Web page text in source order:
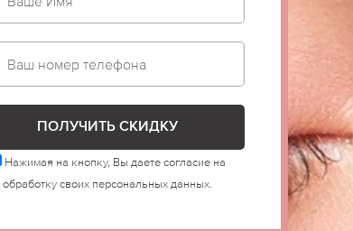
Нажимая на кнопку, Вы даете согласие на
обработку своих персональных данных.